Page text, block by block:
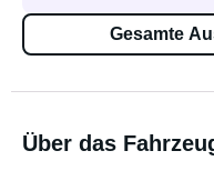
Gesamte
Über das